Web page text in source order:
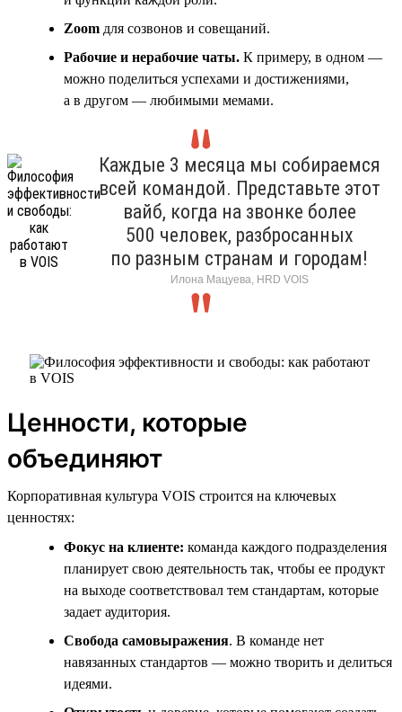
Zoom для созвонов и совещаний.
Рабочие и нерабочие чаты. К примеру, в одном —
можно поделиться успехами и достижениями,
а в другом — любимыми мемами.
Каждые 3 месяца мы собираемся
всей командой. Представьте этот
вайб, когда на звонке более
500 человек, разбросанных
по разным странам и городам!
Илона Мацуева, HRD VOIS
Ценности, которые
объединяют
Корпоративная культура VOIS строится на ключевых
ценностях:
Фокус на клиенте: команда каждого подразделения
планирует свою деятельность так, чтобы ее продукт
на выходе соответствовал тем стандартам, которые
задает аудитория.
Свобода самовыражения. В команде нет
навязанных стандартов — можно творить и делиться
идеями.